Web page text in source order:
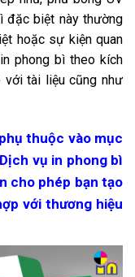
đặc biệt này thường
hoặc sự kiện quan
phong bì theo kích
tài liệu cũng như
thuộc vào mục
vụ in phong bì
cho phép bạn tạo
với thương hiệu